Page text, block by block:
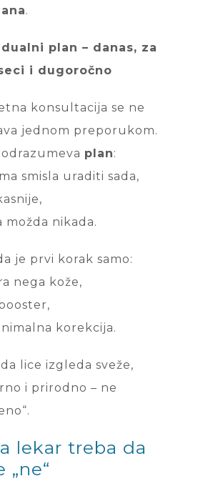
.
plan – danas, za
i dugoročno
konsultacija se ne
jednom preporukom.
plan:
smisla uraditi sada,
možda nikada.
je prvi korak samo:
nega kože,
korekcija.
lice izgleda sveže,
i prirodno – ne
lekar treba da
„ne“